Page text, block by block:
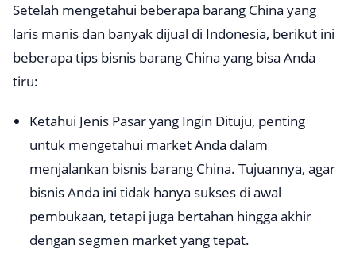
Setelah mengetahui beberapa barang China yang
laris manis dan banyak dijual di Indonesia, berikut ini
beberapa tips bisnis barang China yang bisa Anda
tiru:
Ketahui Jenis Pasar yang Ingin Dituju, penting
untuk mengetahui market Anda dalam
menjalankan bisnis barang China. Tujuannya, agar
bisnis Anda ini tidak hanya sukses di awal
pembukaan, tetapi juga bertahan hingga akhir
dengan segmen market yang tepat.